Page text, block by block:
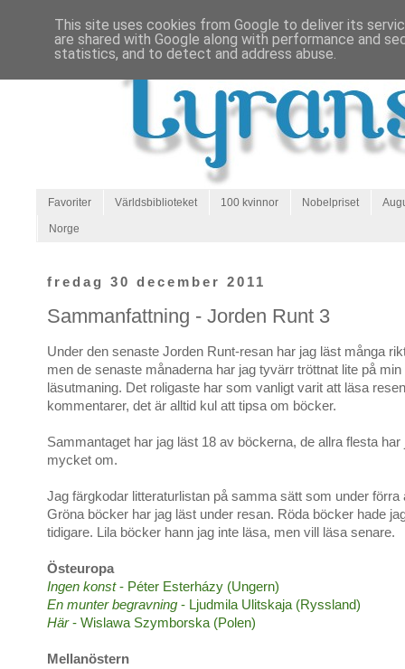
Favoriter Världsbiblioteket 100 kvinnor Nobelpriset
Norge
fredag 30 december 2011
Sammanfattning - Jorden Runt 3
Under den senaste Jorden Runt-resan har jag läst många
men de senaste månaderna har jag tyvärr tröttnat lite på min
läsutmaning. Det roligaste har som vanligt varit att läsa
kommentarer, det är alltid kul att tipsa om böcker.
Sammantaget har jag läst 18 av böckerna, de allra flesta har
mycket om.
Jag färgkodar litteraturlistan på samma sätt som under förra
Gröna böcker har jag läst under resan. Röda böcker hade
tidigare. Lila böcker hann jag inte läsa, men vill läsa senare.
Östeuropa
Ingen konst- Péter Esterházy (Ungern)
En munter begravning - Ljudmila Ulitskaja (Ryssland)
Här- Wislawa Szymborska (Polen)
Mellanöstern
This site uses cookies from Google to deliver its
are shared with Google along with performance and
statistics, and to detect and address abuse.